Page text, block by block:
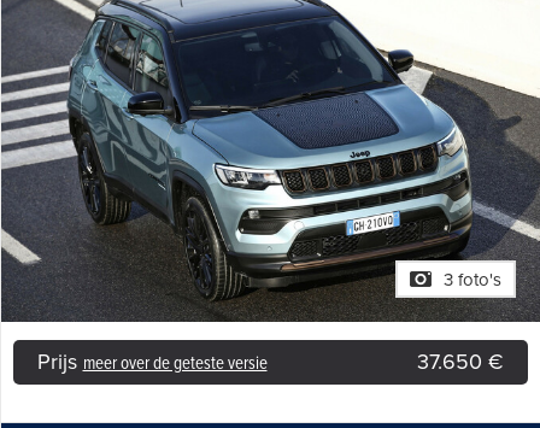
3 foto's
Prijs meer over de geteste versie 37.650 €